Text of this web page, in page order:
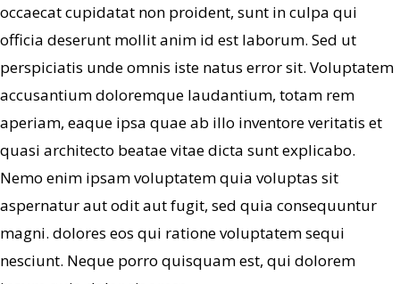
occaecat cupidatat non proident, sunt in culpa qui
officia deserunt mollit anim id est laborum. Sed ut
perspiciatis unde omnis iste natus error sit. Voluptatem
accusantium doloremque laudantium, totam rem
aperiam, eaque ipsa quae ab illo inventore veritatis et
quasi architecto beatae vitae dicta sunt explicabo.
Nemo enim ipsam voluptatem quia voluptas sit
aspernatur aut odit aut fugit, sed quia consequuntur
magni. dolores eos qui ratione voluptatem sequi
nesciunt. Neque porro quisquam est, qui dolorem